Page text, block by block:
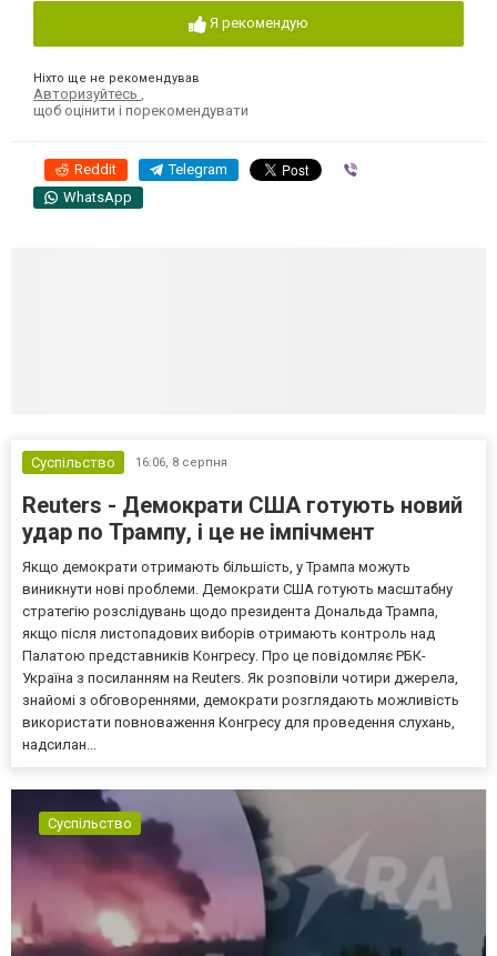
Я рекомендую
Ніхто ще не рекомендував
Авторизуйтесь
щоб оцінити і порекомендувати
Reddit Telegram
WhatsApp
Суспільство 16:06, 8 серпня
Reuters - Демократи США готують новий
удар по Трампу, і це не імпічмент
Якщо демократи отримають більшість, у Трампа можуть
виникнути нові проблеми. Демократи США готують масштабну
стратегію розслідувань щодо президента Дональда Трампа,
якщо після листопадових виборів отримають контроль над
Палатою представників Конгресу. Про це повідомляє РБК-
Україна з посиланням на Reuters. Як розповіли чотири джерела,
знайомі з обговореннями, демократи розглядають можливість
використати повноваження Конгресу для проведення слухань,
надсилан...
Суспільство